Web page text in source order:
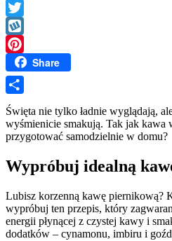
Facebook
Twitter
Wykop
PinterestShare
Share
Święta nie tylko ładnie wyglądają,
wyśmienicie smakują. Tak jak kawa
przygotować samodzielnie w domu?
Wypróbuj idealną
Lubisz korzenną kawę piernikową?
wypróbuj ten przepis, który
energii płynącej z czystej kawy i
dodatków – cynamonu, imbiru i